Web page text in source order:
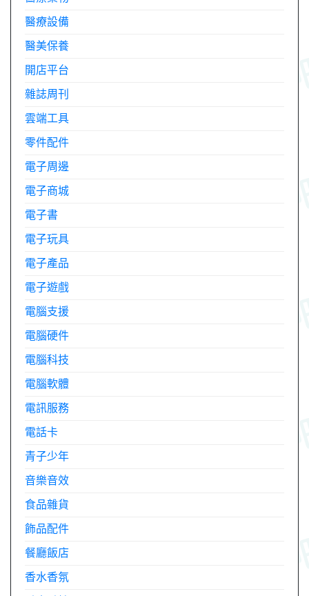
醫療設備
醫美保養
開店平台
雜誌周刊
雲端工具
零件配件
電子周邊
電子商城
電子書
電子玩具
電子產品
電子遊戲
電腦支援
電腦硬件
電腦科技
電腦軟體
電訊服務
電話卡
青子少年
音樂音效
食品雜貨
飾品配件
餐廳飯店
香水香氛